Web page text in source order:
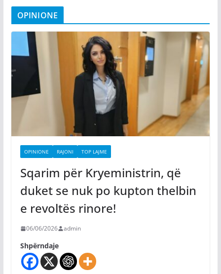
OPINIONE
OPINIONE RAJONI TOP LAJME
Sqarim për Kryeministrin, që
duket se nuk po kupton thelbin
e revoltës rinore!
06/06/2026 admin
Shpërndaje